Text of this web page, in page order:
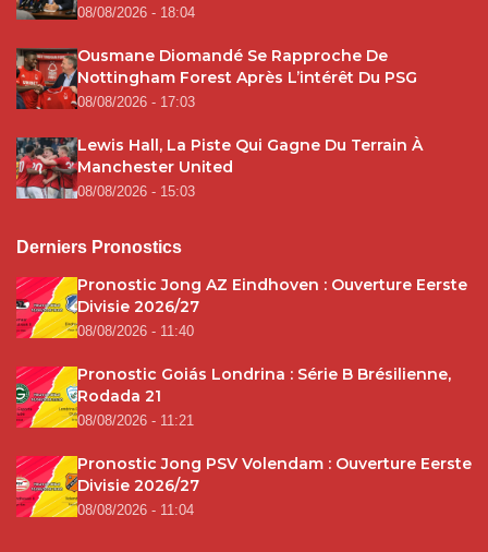
08/08/2026 - 18:04
Ousmane Diomandé Se Rapproche De
Nottingham Forest Après L’intérêt Du PSG
08/08/2026 - 17:03
Lewis Hall, La Piste Qui Gagne Du Terrain À
Manchester United
08/08/2026 - 15:03
Derniers Pronostics
Pronostic Jong AZ Eindhoven : Ouverture Eerste
Divisie 2026/27
08/08/2026 - 11:40
Pronostic Goiás Londrina : Série B Brésilienne,
Rodada 21
08/08/2026 - 11:21
Pronostic Jong PSV Volendam : Ouverture Eerste
Divisie 2026/27
08/08/2026 - 11:04